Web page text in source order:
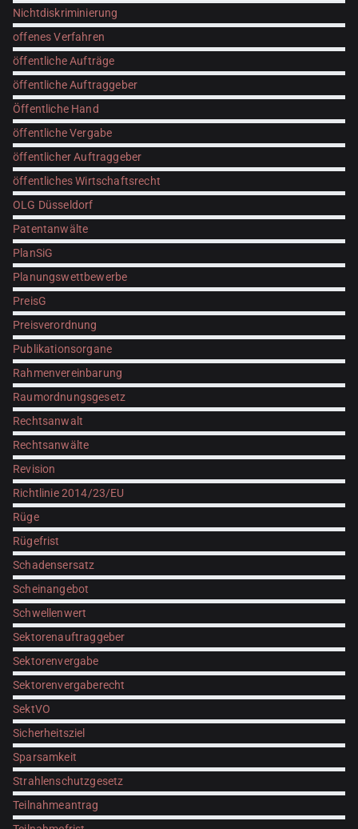
Nichtdiskriminierung
offenes Verfahren
öffentliche Aufträge
öffentliche Auftraggeber
Öffentliche Hand
öffentliche Vergabe
öffentlicher Auftraggeber
öffentliches Wirtschaftsrecht
OLG Düsseldorf
Patentanwälte
PlanSiG
Planungswettbewerbe
PreisG
Preisverordnung
Publikationsorgane
Rahmenvereinbarung
Raumordnungsgesetz
Rechtsanwalt
Rechtsanwälte
Revision
Richtlinie 2014/23/EU
Rüge
Rügefrist
Schadensersatz
Scheinangebot
Schwellenwert
Sektorenauftraggeber
Sektorenvergabe
Sektorenvergaberecht
SektVO
Sicherheitsziel
Sparsamkeit
Strahlenschutzgesetz
Teilnahmeantrag